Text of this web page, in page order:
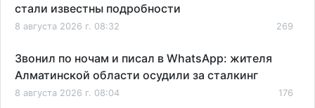
стали известны подробности
8 августа 2026 г. 08:32 269
Звонил по ночам и писал в WhatsApp: жителя
Алматинской области осудили за сталкинг
8 августа 2026 г. 08:04 176